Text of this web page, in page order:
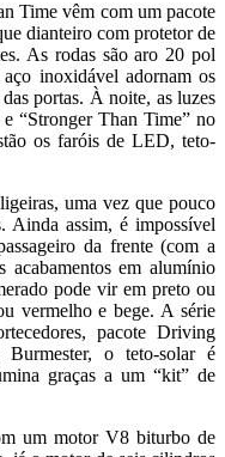
Time vêm com um pacote
dianteiro com protetor de
As rodas são aro 20 pol
inoxidável adornam os
portas. À noite, as luzes
“Stronger Than Time” no
os faróis de LED, teto-
uma vez que pouco
Ainda assim, é impossível
da frente (com a
acabamentos em alumínio
pode vir em preto ou
vermelho e bege. A série
pacote Driving
o teto-solar é
graças a um “kit” de
um motor V8 biturbo de